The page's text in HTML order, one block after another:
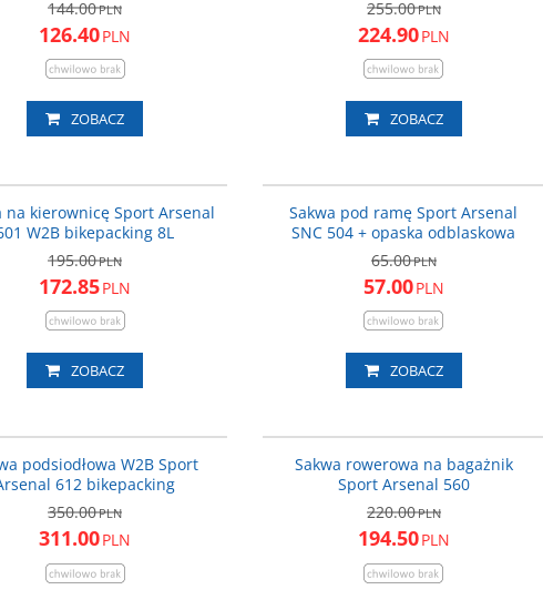
144.00PLN
126.40PLN
ZOBACZ
255.00PLN
224.90PLN
ZOBACZ
na kierownicę Sport Arsenal
W2B bikepacking 8L
195.00PLN
172.85PLN
ZOBACZ
Sakwa pod ramę Sport Arsenal
SNC 504 + opaska odblaskowa
65.00PLN
57.00PLN
ZOBACZ
podsiodłowa W2B Sport
612 bikepacking
350.00PLN
311.00PLN
Sakwa rowerowa na bagażnik
Sport Arsenal 560
220.00PLN
194.50PLN